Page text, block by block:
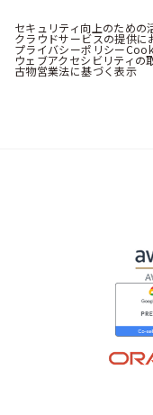
セキュリティ向上のための
クラウドサービスの提供
プライバシーポリシー
ウェブアクセシビリティの
古物営業法に基づく表示